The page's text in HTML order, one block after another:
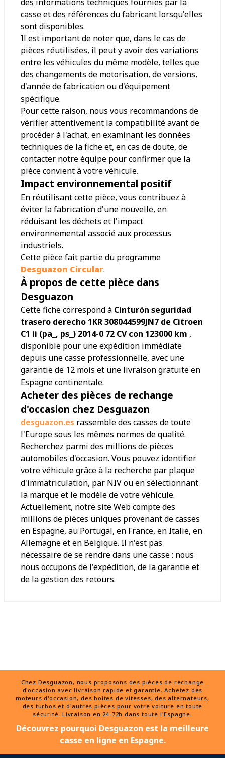
casse et des références du fabricant lorsqu'elles
sont disponibles.
Il est important de noter que, dans le cas de
pièces réutilisées, il peut y avoir des variations
entre les véhicules du même modèle, telles que
des changements de motorisation, de versions,
d'année de fabrication ou d'équipement
spécifique.
Pour cette raison, nous vous recommandons de
vérifier attentivement la compatibilité avant de
procéder à l'achat, en examinant les données
techniques de la fiche et, en cas de doute, de
contacter notre équipe pour confirmer que la
pièce convient à votre véhicule.
Impact environnemental positif
En réutilisant cette pièce, vous contribuez à
éviter la fabrication d'une nouvelle, en
réduisant les déchets et l'impact
environnemental associé aux processus
industriels.
Cette pièce fait partie du programme
Desguazon Circular.
À propos de cette pièce dans
Desguazon
Cette fiche correspond à Cinturón seguridad
trasero derecho 1KR 308044599JN7 de Citroen
C1 ii (pa_, ps_) 2014-0 72 CV con 123000 km ,
disponible pour une expédition immédiate
depuis une casse professionnelle, avec une
garantie de 12 mois et une livraison gratuite en
Espagne continentale.
Acheter des pièces de rechange
d'occasion chez Desguazon
desguazon.es rassemble des casses de toute
l'Europe sous les mêmes normes de qualité.
Recherchez parmi des millions de pièces
automobiles d'occasion. Vous pouvez identifier
votre véhicule grâce à la recherche par plaque
d'immatriculation, par NIV ou en sélectionnant
la marque et le modèle de votre véhicule.
Actuellement, notre site Web compte des
millions de pièces uniques provenant de casses
en Espagne, au Portugal, en France, en Italie, en
Allemagne et en Belgique. Il n'est pas
nécessaire de se rendre dans une casse : nous
nous occupons de l'expédition, de la garantie et
de la gestion des retours.
Chez Desguazon, nous proposons des pièces de rechange
d'occasion avec livraison rapide et garantie. Achetez des
moteurs d'occasion, des boîtes de vitesses, des alternateurs,
des turbos et d'autres pièces pour votre voiture en toute
sécurité. Livraison en 24-72h dans toute l'Espagne.
Découvrez pourquoi Desguazon est la meilleure
casse en ligne en Espagne.